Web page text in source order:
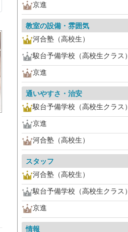
京進
教室の設備・雰囲気
河合塾（高校生）
駿台予備学校（高校生クラス）
京進
通いやすさ・治安
駿台予備学校（高校生クラス）
京進
河合塾（高校生）
スタッフ
河合塾（高校生）
駿台予備学校（高校生クラス）
京進
情報